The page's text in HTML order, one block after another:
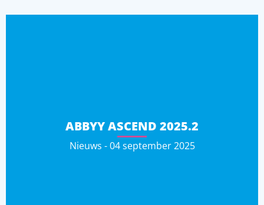
ABBYY ASCEND 2025.2
Nieuws - 04 september 2025